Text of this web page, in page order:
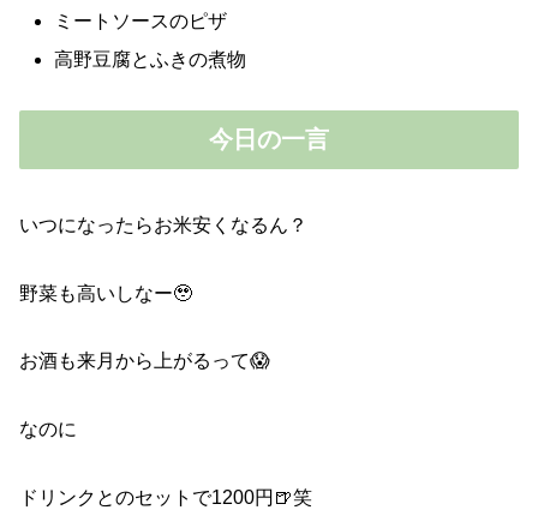
ミートソースのピザ
高野豆腐とふきの煮物
今日の一言
いつになったらお米安くなるん？
野菜も高いしなー🥹
お酒も来月から上がるって😱
なのに
ドリンクとのセットで1200円🍺笑